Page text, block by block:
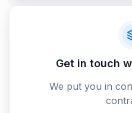
Get in touch
We put you in